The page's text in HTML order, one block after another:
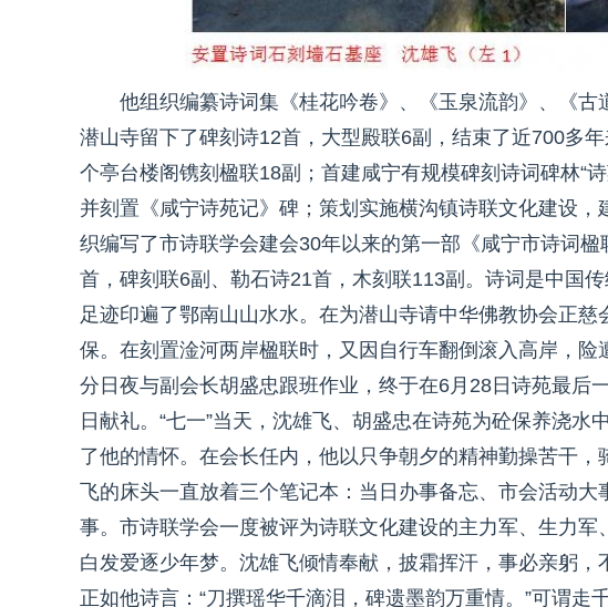
他组织编纂诗词集《桂花吟卷》、《玉泉流韵》、《
潜山寺留下了碑刻诗12首，大型殿联6副，结束了近700多
个亭台楼阁镌刻楹联18副；首建咸宁有规模碑刻诗词碑林“
并刻置《咸宁诗苑记》碑；策划实施横沟镇诗联文化建设
织编写了市诗联学会建会30年以来的第一部《咸宁市诗词
首，碑刻联6副、勒石诗21首，木刻联113副。诗词是中国
足迹印遍了鄂南山山水水。在为潜山寺请中华佛教协会正
保。在刻置淦河两岸楹联时，又因自行车翻倒滚入高岸，
分日夜与副会长胡盛忠跟班作业，终于在6月28日诗苑最后
日献礼。“七一”当天，沈雄飞、胡盛忠在诗苑为砼保养浇
了他的情怀。在会长任内，他以只争朝夕的精神勤操苦干
飞的床头一直放着三个笔记本：当日办事备忘、市会活动
事。市诗联学会一度被评为诗联文化建设的主力军、生力军
白发爱逐少年梦。沈雄飞倾情奉献，披霜挥汗，事必亲躬，
正如他诗言：“刀撰瑶华千滴泪，碑遗墨韵万重情。”可谓